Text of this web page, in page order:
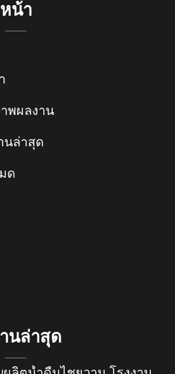
หน้า
พผลงาน
นล่าสุด
ด
นล่าสุด